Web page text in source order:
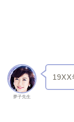
夢子先生
19XX